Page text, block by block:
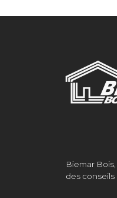
Biemar Bois,
des